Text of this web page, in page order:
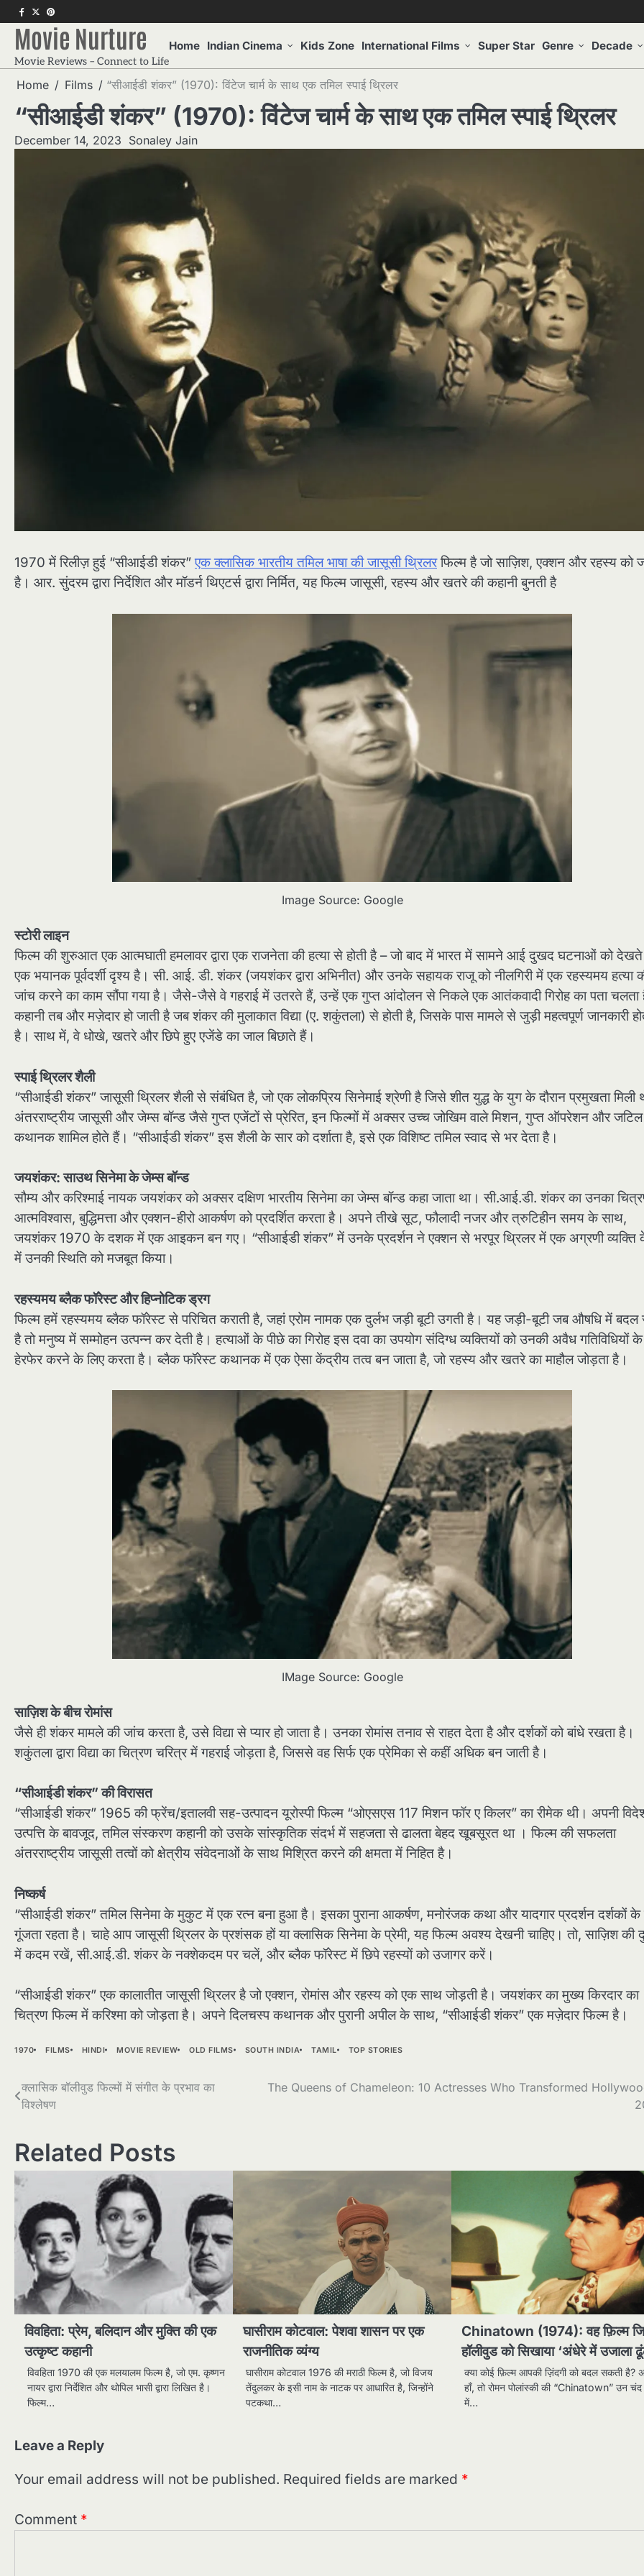
Skip
to
content
f twitterpinterest
Movie Nurture
Movie Reviews – Connect to Life
Home Indian Cinema Kids Zone International Films Super Star Genre Decade
Home
Films “सीआईडी शंकर” (1970): विंटेज चार्म के साथ एक तमिल स्पाई थ्रिलर
“सीआईडी शंकर” (1970): विंटेज चार्म के साथ एक तमिल स्पाई थ्रिलर
December 14, 2023 Sonaley Jain
1970 में रिलीज़ हुई “सीआईडी शंकर”एक क्लासिक भारतीय तमिल भाषा की जासूसी थ्रिलरफिल्म है जो साज़िश, एक्शन और रहस्य को
है। आर. सुंदरम द्वारा निर्देशित और मॉडर्न थिएटर्स द्वारा निर्मित, यह फिल्म जासूसी, रहस्य और खतरे की कहानी बुनती है
Image Source: Google
स्टोरी लाइन
फिल्म की शुरुआत एक आत्मघाती हमलावर द्वारा एक राजनेता की हत्या से होती है – जो बाद में भारत में सामने आई दुखद घटनाओं को
एक भयानक पूर्वदर्शी दृश्य है। सी. आई. डी. शंकर (जयशंकर द्वारा अभिनीत) और उनके सहायक राजू को नीलगिरी में एक रहस्यमय हत्या
जांच करने का काम सौंपा गया है। जैसे-जैसे वे गहराई में उतरते हैं, उन्हें एक गुप्त आंदोलन से निकले एक आतंकवादी गिरोह का पता चलता
कहानी तब और मज़ेदार हो जाती है जब शंकर की मुलाकात विद्या (ए. शकुंतला) से होती है, जिसके पास मामले से जुड़ी महत्वपूर्ण जानकारी
है। साथ में, वे धोखे, खतरे और छिपे हुए एजेंडे का जाल बिछाते हैं।
स्पाई थ्रिलर शैली
“सीआईडी शंकर” जासूसी थ्रिलर शैली से संबंधित है, जो एक लोकप्रिय सिनेमाई श्रेणी है जिसे शीत युद्ध के युग के दौरान प्रमुखता मिली
अंतरराष्ट्रीय जासूसी और जेम्स बॉन्ड जैसे गुप्त एजेंटों से प्रेरित, इन फिल्मों में अक्सर उच्च जोखिम वाले मिशन, गुप्त ऑपरेशन और जटिल
कथानक शामिल होते हैं। “सीआईडी शंकर” इस शैली के सार को दर्शाता है, इसे एक विशिष्ट तमिल स्वाद से भर देता है।
जयशंकर: साउथ सिनेमा के जेम्स बॉन्ड
सौम्य और करिश्माई नायक जयशंकर को अक्सर दक्षिण भारतीय सिनेमा का जेम्स बॉन्ड कहा जाता था। सी.आई.डी. शंकर का उनका
आत्मविश्वास, बुद्धिमत्ता और एक्शन-हीरो आकर्षण को प्रदर्शित करता है। अपने तीखे सूट, फौलादी नजर और त्रुटिहीन समय के साथ,
जयशंकर 1970 के दशक में एक आइकन बन गए। “सीआईडी शंकर” में उनके प्रदर्शन ने एक्शन से भरपूर थ्रिलर में एक अग्रणी व्यक्ति
में उनकी स्थिति को मजबूत किया।
रहस्यमय ब्लैक फॉरेस्ट और हिप्नोटिक ड्रग
फिल्म हमें रहस्यमय ब्लैक फॉरेस्ट से परिचित कराती है, जहां एरोम नामक एक दुर्लभ जड़ी बूटी उगती है। यह जड़ी-बूटी जब औषधि में बदल
है तो मनुष्य में सम्मोहन उत्पन्न कर देती है। हत्याओं के पीछे का गिरोह इस दवा का उपयोग संदिग्ध व्यक्तियों को उनकी अवैध गतिविधियों के
हेरफेर करने के लिए करता है। ब्लैक फॉरेस्ट कथानक में एक ऐसा केंद्रीय तत्व बन जाता है, जो रहस्य और खतरे का माहौल जोड़ता है।
IMage Source: Google
साज़िश के बीच रोमांस
जैसे ही शंकर मामले की जांच करता है, उसे विद्या से प्यार हो जाता है। उनका रोमांस तनाव से राहत देता है और दर्शकों को बांधे रखता है।
शकुंतला द्वारा विद्या का चित्रण चरित्र में गहराई जोड़ता है, जिससे वह सिर्फ एक प्रेमिका से कहीं अधिक बन जाती है।
“सीआईडी शंकर” की विरासत
“सीआईडी शंकर” 1965 की फ्रेंच/इतालवी सह-उत्पादन यूरोस्पी फिल्म “ओएसएस 117 मिशन फॉर ए किलर” का रीमेक थी। अपनी
उत्पत्ति के बावजूद, तमिल संस्करण कहानी को उसके सांस्कृतिक संदर्भ में सहजता से ढालता बेहद खूबसूरत था । फिल्म की सफलता
अंतरराष्ट्रीय जासूसी तत्वों को क्षेत्रीय संवेदनाओं के साथ मिश्रित करने की क्षमता में निहित है।
निष्कर्ष
“सीआईडी शंकर” तमिल सिनेमा के मुकुट में एक रत्न बना हुआ है। इसका पुराना आकर्षण, मनोरंजक कथा और यादगार प्रदर्शन दर्शकों के
गूंजता रहता है। चाहे आप जासूसी थ्रिलर के प्रशंसक हों या क्लासिक सिनेमा के प्रेमी, यह फिल्म अवश्य देखनी चाहिए। तो, साज़िश की
में कदम रखें, सी.आई.डी. शंकर के नक्शेकदम पर चलें, और ब्लैक फॉरेस्ट में छिपे रहस्यों को उजागर करें।
“सीआईडी शंकर” एक कालातीत जासूसी थ्रिलर है जो एक्शन, रोमांस और रहस्य को एक साथ जोड़ती है। जयशंकर का मुख्य किरदार का
चित्रण फिल्म में करिश्मा को जोड़ता है। अपने दिलचस्प कथानक और पुरानी अपील के साथ, “सीआईडी शंकर” एक मज़ेदार फिल्म है।
1970 FILMS HINDI MOVIE REVIEW OLD FILMS SOUTH INDIA TAMIL TOP STORIES
Post
क्लासिक बॉलीवुड फिल्मों में संगीत के प्रभाव का
विश्लेषण
The Queens of Chameleon: 10 Actresses Who Transformed
Related Posts
विवहिता: प्रेम, बलिदान और मुक्ति की एक
उत्कृष्ट कहानी
विवहिता 1970 की एक मलयालम फिल्म है, जो एम. कृष्णन
नायर द्वारा निर्देशित और थोपिल भासी द्वारा लिखित है।
फिल्म…
घासीराम कोटवाल: पेशवा शासन पर एक
राजनीतिक व्यंग्य
घासीराम कोटवाल 1976 की मराठी फिल्म है, जो विजय
तेंदुलकर के इसी नाम के नाटक पर आधारित है, जिन्होंने
पटकथा…
Chinatown (1974): वह फ़िल्म
हॉलीवुड को सिखाया ‘अंधेरे में उजाला
क्या कोई फ़िल्म आपकी ज़िंदगी को बदल सकती है?
हाँ, तो रोमन पोलांस्की की “Chinatown” उन चंद
में…
Leave a Reply
Your email address will not be published. Required fields are marked *
Comment *